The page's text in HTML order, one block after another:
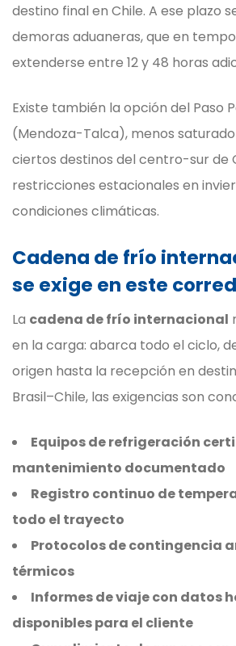
destino final en Chile. A ese plazo
demoras aduaneras, que en
extenderse entre 12 y 48 horas
Existe también la opción del Paso
(Mendoza-Talca), menos
ciertos destinos del centro-sur de
restricciones estacionales en
condiciones climáticas.
Cadena de frío
se exige en este
La cadena de frío internacional
en la carga: abarca todo el ciclo,
origen hasta la recepción en
Brasil–Chile, las exigencias son
Equipos de refrigeración
mantenimiento documentado
Registro continuo de
todo el trayecto
Protocolos de contingencia
térmicos
Informes de viaje con datos
disponibles para el cliente